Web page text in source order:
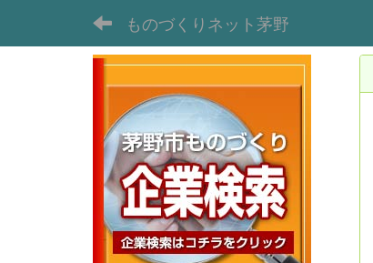
ものづくりネット茅野